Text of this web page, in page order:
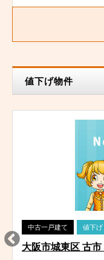
値下げ物件
中古一戸建て 値下げ
大阪市城東区 古